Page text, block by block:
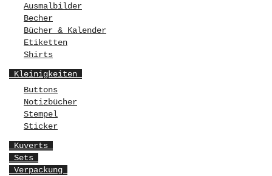
Ausmalbilder
Becher
Bücher & Kalender
Etiketten
Shirts
Kleinigkeiten
Buttons
Notizbücher
Stempel
Sticker
Kuverts
Sets
Verpackung